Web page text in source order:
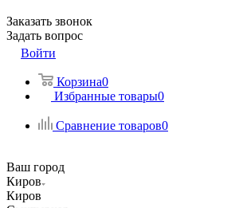
Заказать звонок
Задать вопрос
Войти
Корзина0
Избранные товары0
Сравнение товаров0
Ваш город
Киров
Киров